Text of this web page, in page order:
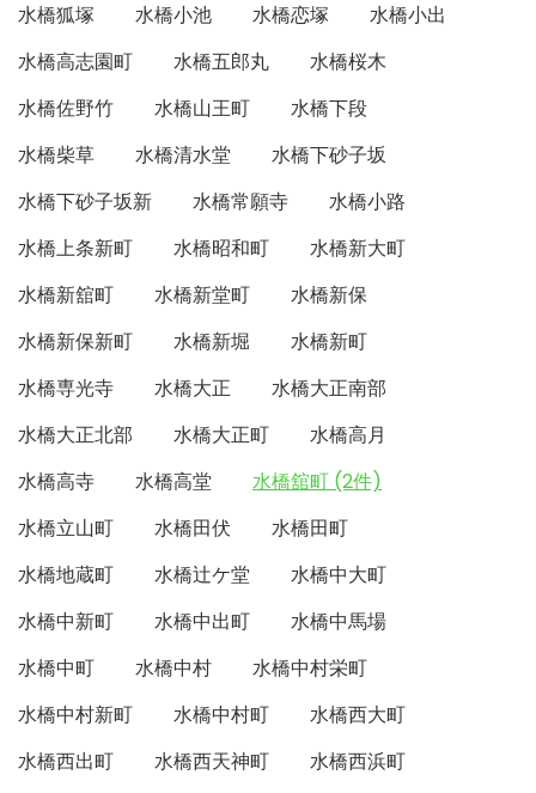
水橋狐塚
水橋小池 水橋恋塚
水橋小出
水橋高志園町
水橋五郎丸
水橋桜木
水橋佐野竹
水橋山王町
水橋下段
水橋柴草
水橋清水堂
水橋下砂子坂
水橋下砂子坂新
水橋常願寺
水橋小路
水橋上条新町
水橋昭和町
水橋新大町
水橋新舘町
水橋新堂町
水橋新保
水橋新保新町
水橋新堀
水橋新町
水橋専光寺
水橋大正
水橋大正南部
水橋大正北部
水橋大正町
水橋高月
水橋高寺
水橋高堂
水橋舘町 (2件)
水橋立山町
水橋田伏
水橋田町
水橋地蔵町
水橋辻ケ堂
水橋中大町
水橋中新町
水橋中出町
水橋中馬場
水橋中町
水橋中村
水橋中村栄町
水橋中村新町
水橋中村町
水橋西大町
水橋西出町
水橋西天神町
水橋西浜町